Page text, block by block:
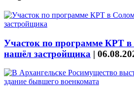
Участок по программе КРТ в
нашёл застройщика |